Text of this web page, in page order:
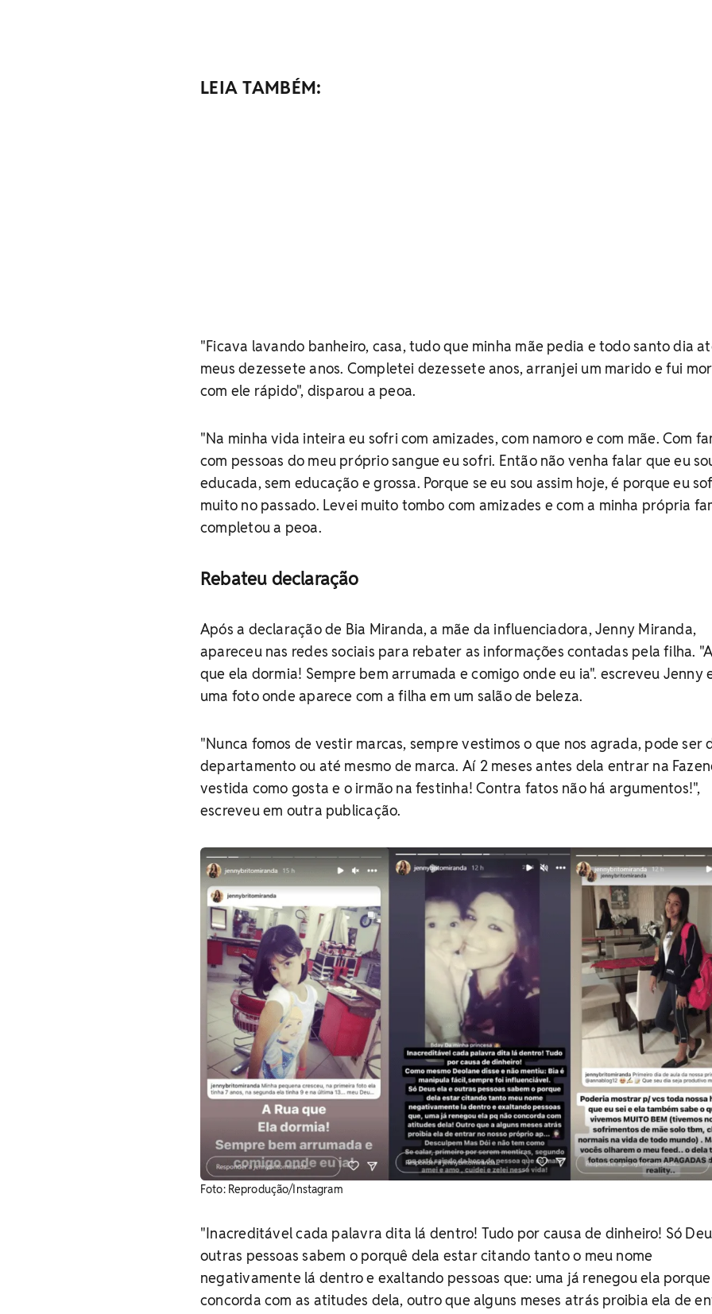
LEIA TAMBÉM:
"Ficava lavando banheiro, casa, tudo que minha mãe pedia e todo santo dia
meus dezessete anos. Completei dezessete anos, arranjei um marido e fui
com ele rápido", disparou a peoa.
"Na minha vida inteira eu sofri com amizades, com namoro e com mãe. Com
com pessoas do meu próprio sangue eu sofri. Então não venha falar que eu
educada, sem educação e grossa. Porque se eu sou assim hoje, é porque eu
muito no passado. Levei muito tombo com amizades e com a minha própria
completou a peoa.
Rebateu declaração
Após a declaração de Bia Miranda, a mãe da influenciadora, Jenny Miranda,
apareceu nas redes sociais para rebater as informações contadas pela filha.
que ela dormia! Sempre bem arrumada e comigo onde eu ia". escreveu Jenny
uma foto onde aparece com a filha em um salão de beleza.
"Nunca fomos de vestir marcas, sempre vestimos o que nos agrada, pode ser
departamento ou até mesmo de marca. Aí 2 meses antes dela entrar na
vestida como gosta e o irmão na festinha! Contra fatos não há argumentos!",
escreveu em outra publicação.
Foto: Reprodução/Instagram
"Inacreditável cada palavra dita lá dentro! Tudo por causa de dinheiro! Só
outras pessoas sabem o porquê dela estar citando tanto o meu nome
negativamente lá dentro e exaltando pessoas que: uma já renegou ela
concorda com as atitudes dela, outro que alguns meses atrás proibia ela de